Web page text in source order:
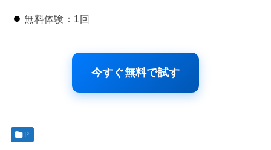
無料体験：1回
今すぐ無料で試す
P